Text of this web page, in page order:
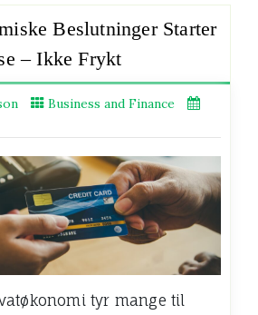
Beslutninger Starter
– Ikke Frykt
Business and Finance
tyr mange til